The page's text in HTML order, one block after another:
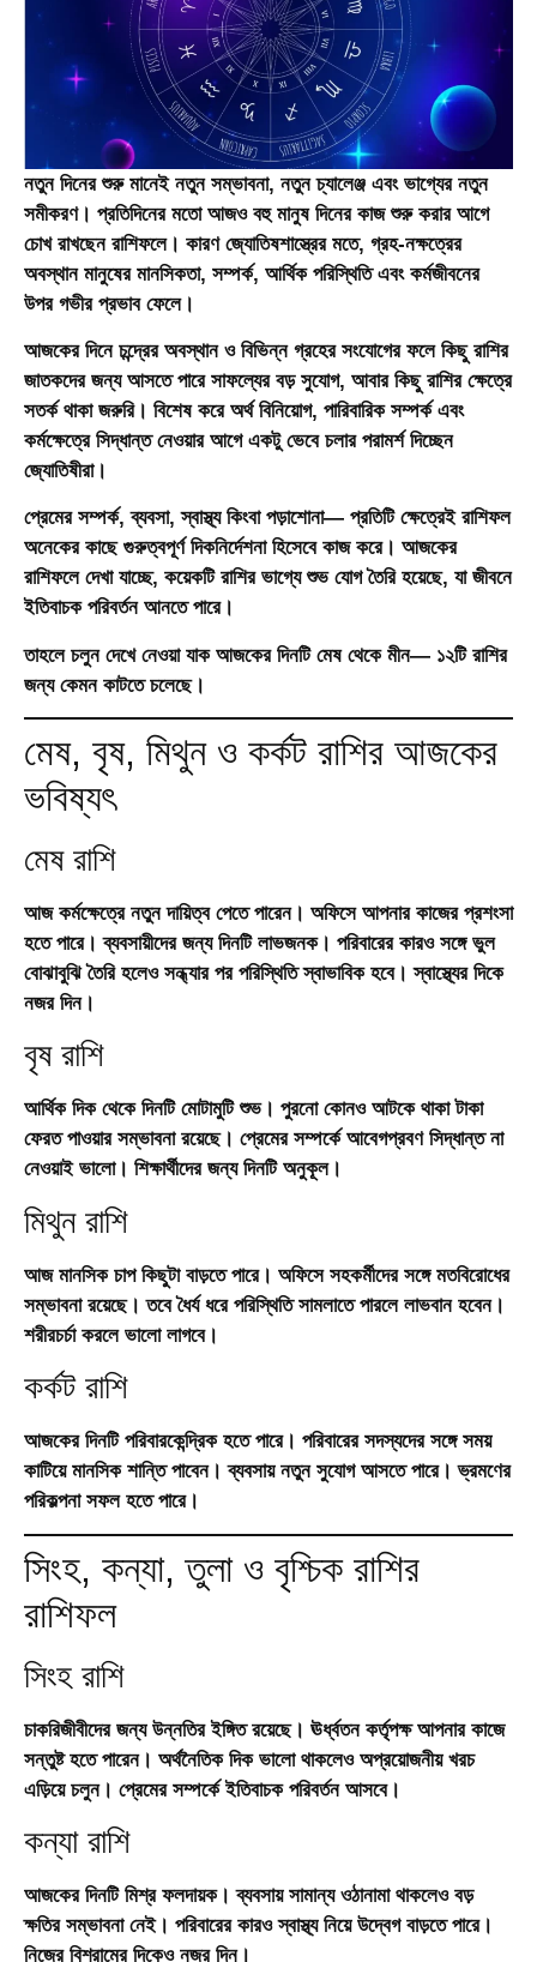
নতুন দিনের শুরু মানেই নতুন সম্ভাবনা, নতুন চ্যালেঞ্জ এবং ভাগ্যের নতুন
সমীকরণ। প্রতিদিনের মতো আজও বহু মানুষ দিনের কাজ শুরু করার আগে
চোখ রাখছেন রাশিফলে। কারণ জ্যোতিষশাস্ত্রের মতে, গ্রহ-নক্ষত্রের
অবস্থান মানুষের মানসিকতা, সম্পর্ক, আর্থিক পরিস্থিতি এবং কর্মজীবনের
উপর গভীর প্রভাব ফেলে।
আজকের দিনে চন্দ্রের অবস্থান ও বিভিন্ন গ্রহের সংযোগের ফলে কিছু রাশির
জাতকদের জন্য আসতে পারে সাফল্যের বড় সুযোগ, আবার কিছু রাশির ক্ষেত্রে
সতর্ক থাকা জরুরি। বিশেষ করে অর্থ বিনিয়োগ, পারিবারিক সম্পর্ক এবং
কর্মক্ষেত্রে সিদ্ধান্ত নেওয়ার আগে একটু ভেবে চলার পরামর্শ দিচ্ছেন
জ্যোতিষীরা।
প্রেমের সম্পর্ক, ব্যবসা, স্বাস্থ্য কিংবা পড়াশোনা— প্রতিটি ক্ষেত্রেই রাশিফল
অনেকের কাছে গুরুত্বপূর্ণ দিকনির্দেশনা হিসেবে কাজ করে। আজকের
রাশিফলে দেখা যাচ্ছে, কয়েকটি রাশির ভাগ্যে শুভ যোগ তৈরি হয়েছে, যা জীবনে
ইতিবাচক পরিবর্তন আনতে পারে।
তাহলে চলুন দেখে নেওয়া যাক আজকের দিনটি মেষ থেকে মীন— ১২টি রাশির
জন্য কেমন কাটতে চলেছে।
মেষ, বৃষ, মিথুন ও কর্কট রাশির আজকের
ভবিষ্যৎ
মেষ রাশি
আজ কর্মক্ষেত্রে নতুন দায়িত্ব পেতে পারেন। অফিসে আপনার কাজের প্রশংসা
হতে পারে। ব্যবসায়ীদের জন্য দিনটি লাভজনক। পরিবারের কারও সঙ্গে ভুল
বোঝাবুঝি তৈরি হলেও সন্ধ্যার পর পরিস্থিতি স্বাভাবিক হবে। স্বাস্থ্যের দিকে
নজর দিন।
বৃষ রাশি
আর্থিক দিক থেকে দিনটি মোটামুটি শুভ। পুরনো কোনও আটকে থাকা টাকা
ফেরত পাওয়ার সম্ভাবনা রয়েছে। প্রেমের সম্পর্কে আবেগপ্রবণ সিদ্ধান্ত না
নেওয়াই ভালো। শিক্ষার্থীদের জন্য দিনটি অনুকূল।
মিথুন রাশি
আজ মানসিক চাপ কিছুটা বাড়তে পারে। অফিসে সহকর্মীদের সঙ্গে মতবিরোধের
সম্ভাবনা রয়েছে। তবে ধৈর্য ধরে পরিস্থিতি সামলাতে পারলে লাভবান হবেন।
শরীরচর্চা করলে ভালো লাগবে।
কর্কট রাশি
আজকের দিনটি পরিবারকেন্দ্রিক হতে পারে। পরিবারের সদস্যদের সঙ্গে সময়
কাটিয়ে মানসিক শান্তি পাবেন। ব্যবসায় নতুন সুযোগ আসতে পারে। ভ্রমণের
পরিকল্পনা সফল হতে পারে।
সিংহ, কন্যা, তুলা ও বৃশ্চিক রাশির
রাশিফল
সিংহ রাশি
চাকরিজীবীদের জন্য উন্নতির ইঙ্গিত রয়েছে। ঊর্ধ্বতন কর্তৃপক্ষ আপনার কাজে
সন্তুষ্ট হতে পারেন। অর্থনৈতিক দিক ভালো থাকলেও অপ্রয়োজনীয় খরচ
এড়িয়ে চলুন। প্রেমের সম্পর্কে ইতিবাচক পরিবর্তন আসবে।
কন্যা রাশি
আজকের দিনটি মিশ্র ফলদায়ক। ব্যবসায় সামান্য ওঠানামা থাকলেও বড়
ক্ষতির সম্ভাবনা নেই। পরিবারের কারও স্বাস্থ্য নিয়ে উদ্বেগ বাড়তে পারে।
নিজের বিশ্রামের দিকেও নজর দিন।